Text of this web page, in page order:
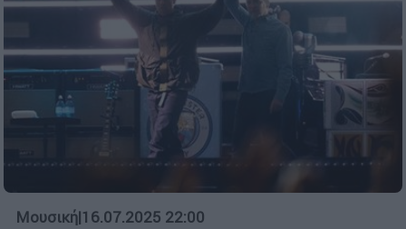
Μουσική|16.07.2025 22:00